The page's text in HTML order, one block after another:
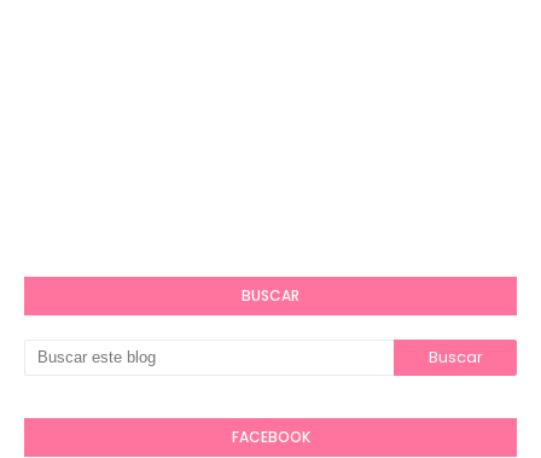
BUSCAR
FACEBOOK